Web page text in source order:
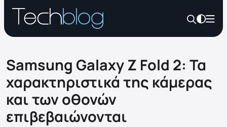
Samsung Galaxy Z Fold 2: Τα
χαρακτηριστικά της κάμερας
και των οθονών
επιβεβαιώνονται